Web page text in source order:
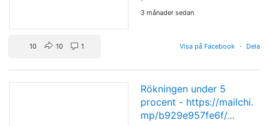
3 månader sedan
Visa på Facebook · Dela
10 10 1
Rökningen under 5
procent - https://mailchi.
mp/b929e957fe6f/…